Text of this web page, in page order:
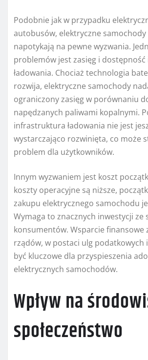
Podobnie jak w przypadku
autobusów, elektryczne
napotykają na pewne wyzwania.
problemów jest zasięg i
ładowania. Chociaż technologia
rozwija, elektryczne samochody
ograniczony zasięg w porównaniu
napędzanych paliwami kopalnymi.
infrastruktura ładowania nie jest
wystarczająco rozwinięta, co może
problem dla użytkowników.
Innym wyzwaniem jest koszt
koszty operacyjne są niższe,
zakupu elektrycznego samochodu
Wymaga to znacznych inwestycji ze
konsumentów. Wsparcie finansowe
rządów, w postaci ulg podatkowych
być kluczowe dla przyspieszenia
elektrycznych samochodów.
Wpływ na
społeczeństwo